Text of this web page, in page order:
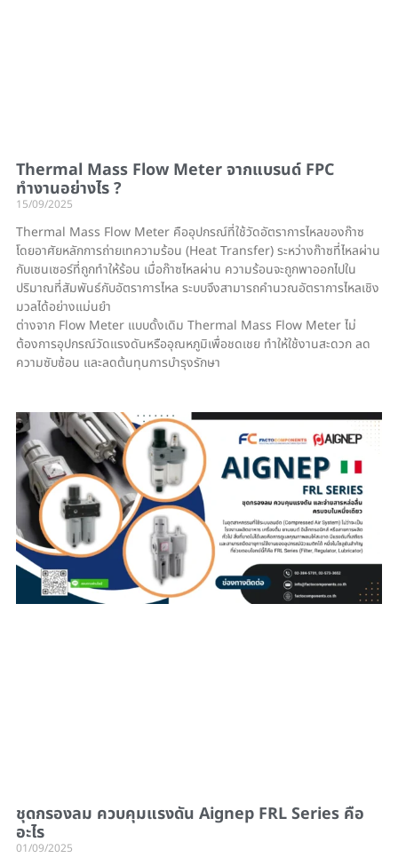
Thermal Mass Flow Meter จากแบรนด์ FPC
ทำงานอย่างไร ?
15/09/2025
Thermal Mass Flow Meter คืออุปกรณ์ที่ใช้วัดอัตราการไหลของก๊าซ
โดยอาศัยหลักการถ่ายเทความร้อน (Heat Transfer) ระหว่างก๊าซที่ไหลผ่าน
กับเซนเซอร์ที่ถูกทำให้ร้อน เมื่อก๊าซไหลผ่าน ความร้อนจะถูกพาออกไปใน
ปริมาณที่สัมพันธ์กับอัตราการไหล ระบบจึงสามารถคำนวณอัตราการไหลเชิง
มวลได้อย่างแม่นยำ
ต่างจาก Flow Meter แบบดั้งเดิม Thermal Mass Flow Meter ไม่
ต้องการอุปกรณ์วัดแรงดันหรืออุณหภูมิเพื่อชดเชย ทำให้ใช้งานสะดวก ลด
ความซับซ้อน และลดต้นทุนการบำรุงรักษา
ชุดกรองลม ควบคุมแรงดัน Aignep FRL Series คือ
อะไร
01/09/2025